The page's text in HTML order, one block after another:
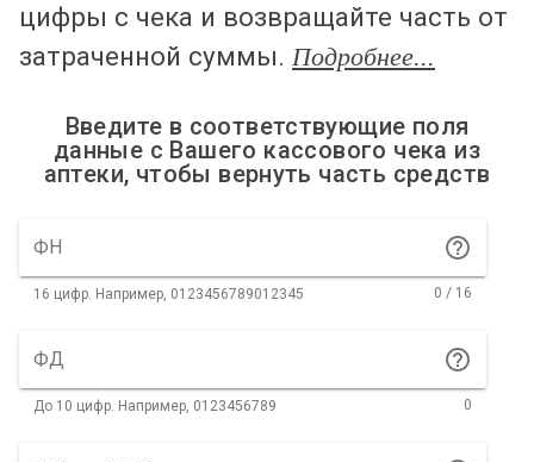
цифры с чека и возвращайте часть от
затраченной суммы. Подробнее...
Введите в соответствующие поля
данные с Вашего кассового чека из
аптеки, чтобы вернуть часть средств
ФН help_outline
16 цифр. Например, 0123456789012345 0 / 16
ФД help_outline
До 10 цифр. Например, 0123456789 0